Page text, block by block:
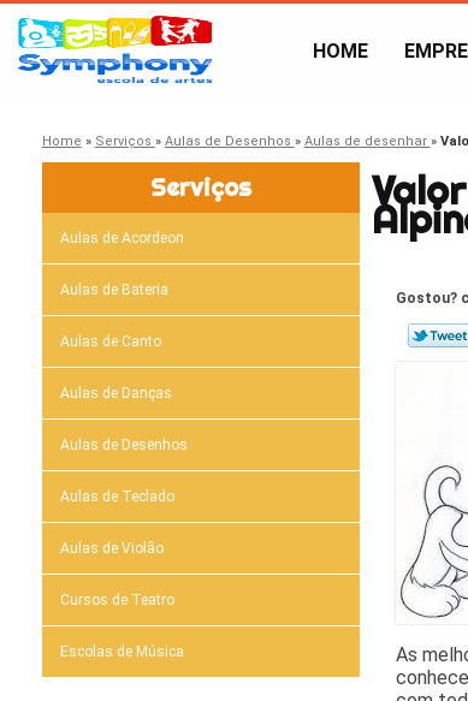
HOME
Home » Serviços » Aulas de Desenhos » Aulas de desenhar »
Serviços
Aulas de Acordeon
Aulas de Bateria
Aulas de Canto
Aulas de Danças
Aulas de Desenhos
Aulas de Teclado
Aulas de Violão
Cursos de Teatro
Escolas de Música
Gostou?
As